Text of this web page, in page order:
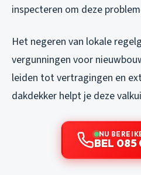
inspecteren om deze
Het negeren van lokale
vergunningen voor
leiden tot vertragingen en
dakdekker helpt je deze
NU
BEL 085